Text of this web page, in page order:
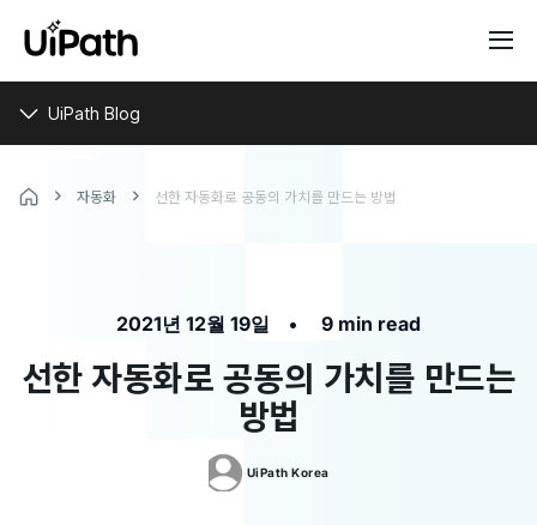
UiPath Blog
자동화 선한 자동화로 공동의 가치를 만드는 방법
2021년 12월 19일 • 9 min read
선한 자동화로 공동의 가치를 만드는
방법
UiPath Korea